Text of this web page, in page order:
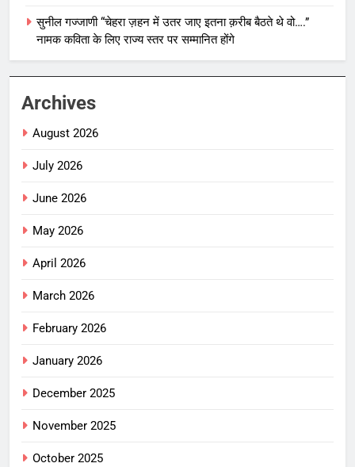
सुनील गज्जाणी “चेहरा ज़हन में उतर जाए इतना क़रीब बैठते थे वो….”
नामक कविता के लिए राज्य स्तर पर सम्मानित होंगे
Archives
August 2026
July 2026
June 2026
May 2026
April 2026
March 2026
February 2026
January 2026
December 2025
November 2025
October 2025